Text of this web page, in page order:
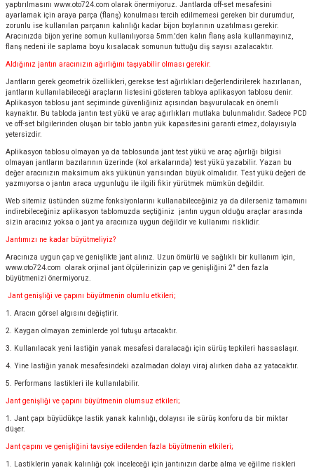
yaptırılmasını www.oto724.com olarak önermiyoruz. Jantlarda off-set mesafesini
ayarlamak için araya parça (flanş) konulması tercih edilmemesi gereken bir durumdur,
zorunlu ise kullanılan parçanın kalınlığı kadar bijon boylarının uzatılması gerekir.
Aracınızda bijon yerine somun kullanılıyorsa 5mm.'den kalın flanş asla kullanmayınız,
flanş nedeni ile saplama boyu kısalacak somunun tuttuğu diş sayısı azalacaktır.
Aldığınız jantın aracınızın ağırlığını taşıyabilir olması gerekir.
Jantların gerek geometrik özellikleri, gerekse test ağırlıkları değerlendirilerek hazırlanan,
jantların kullanılabileceği araçların listesini gösteren tabloya aplikasyon tablosu denir.
Aplikasyon tablosu jant seçiminde güvenliğiniz açısından başvurulacak en önemli
kaynaktır. Bu tabloda jantın test yükü ve araç ağırlıkları mutlaka bulunmalıdır. Sadece PCD
ve off-set bilgilerinden oluşan bir tablo jantın yük kapasitesini garanti etmez, dolayısıyla
yetersizdir.
Aplikasyon tablosu olmayan ya da tablosunda jant test yükü ve araç ağırlığı bilgisi
olmayan jantların bazılarının üzerinde (kol arkalarında) test yükü yazabilir. Yazan bu
değer aracınızın maksimum aks yükünün yarısından büyük olmalıdır. Test yükü değeri de
yazmıyorsa o jantın araca uygunluğu ile ilgili fikir yürütmek mümkün değildir.
Web sitemiz üstünden süzme fonksiyonlarını kullanabileceğiniz ya da dilerseniz tamamını
indirebileceğiniz aplikasyon tablomuzda seçtiğiniz jantın uygun olduğu araçlar arasında
sizin aracınız yoksa o jant ya aracınıza uygun değildir ve kullanımı risklidir.
Jantımızı ne kadar büyütmeliyiz?
Aracınıza uygun çap ve genişlikte jant alınız. Uzun ömürlü ve sağlıklı bir kullanım için,
www.oto724.com olarak orjinal jant ölçülerinizin çap ve genişliğini 2" den fazla
büyütmenizi önermiyoruz.
Jant genişliği ve çapını büyütmenin olumlu etkileri;
1. Aracın görsel algısını değiştirir.
2. Kaygan olmayan zeminlerde yol tutuşu artacaktır.
3. Kullanılacak yeni lastiğin yanak mesafesi daralacağı için sürüş tepkileri hassaslaşır.
4. Yine lastiğin yanak mesafesindeki azalmadan dolayı viraj alırken daha az yatacaktır.
5. Performans lastikleri ile kullanılabilir.
Jant genişliği ve çapını büyütmenin olumsuz etkileri;
1. Jant çapı büyüdükçe lastik yanak kalınlığı, dolayısı ile sürüş konforu da bir miktar
düşer.
Jant çapını ve genişliğini tavsiye edilenden fazla büyütmenin etkileri;
1. Lastiklerin yanak kalınlığı çok inceleceği için jantınızın darbe alma ve eğilme riskleri